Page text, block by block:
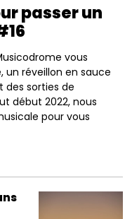
passer un
vous
un réveillon en sauce
des sorties de
début 2022, nous
pour vous